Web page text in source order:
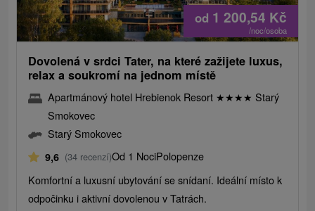
od 1 200,54 Kč
/noc/osoba
Dovolená v srdci Tater, na které zažijete luxus,
relax a soukromí na jednom místě
Apartmánový hotel Hrebienok Resort ★★★★ Starý
Smokovec
Starý Smokovec
9,6 (34 recenzí)Od 1 NociPolopenze
Komfortní a luxusní ubytování se snídaní. Ideální místo k
odpočinku i aktivní dovolenou v Tatrách.